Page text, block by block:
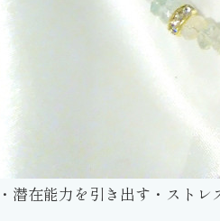
潜在能力を引き出す・スト